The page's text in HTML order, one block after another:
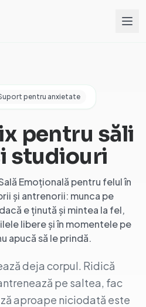
pentru anxietate
pentru săli
studiouri
Emoțională pentru felul în
și antrenorii: munca pe
e ținută și mintea la fel,
libere și în momentele pe
apucă să le prindă.
deja corpul. Ridică
pe saltea, fac
aproape niciodată este